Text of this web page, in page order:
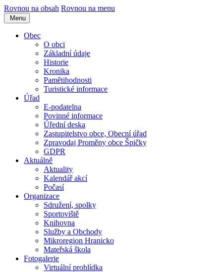
Rovnou na obsah Rovnou na menu
Menu
Obec
O obci
Základní údaje
Historie
Kronika
Pamětihodnosti
Turistické informace
Úřad
E-podatelna
Povinné informace
Úřední deska
Zastupitelstvo obce, Obecní úřad
Zpravodaj Proměny obce Špičky
GDPR
Aktuálně
Aktuality
Kalendář akcí
Počasí
Organizace
Sdružení, spolky
Sportoviště
Knihovna
Služby a Obchody
Mikroregion Hranicko
Mateřská škola
Fotogalerie
Virtuální prohlídka